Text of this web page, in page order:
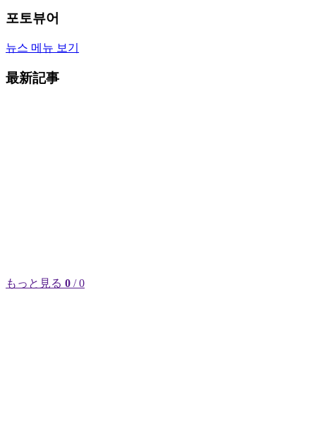
포토뷰어
뉴스 메뉴 보기
最新記事
もっと見る 0 / 0